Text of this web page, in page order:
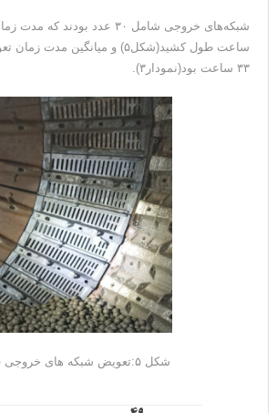
ساعت طول کشید(شکل۵) و میانگین
۳۳ ساعت بود(نمودار۳).
شکل ۵:تعویض شبکه های خروجی فاز ۱